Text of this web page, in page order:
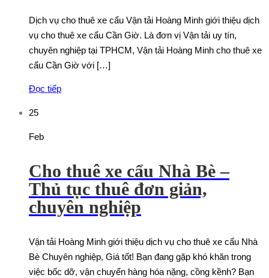
Dịch vụ cho thuê xe cẩu Vận tải Hoàng Minh giới thiệu dịch
vụ cho thuê xe cẩu Cần Giờ. Là đơn vị Vận tải uy tín,
chuyên nghiệp tại TPHCM, Vận tải Hoàng Minh cho thuê xe
cẩu Cần Giờ với […]
Đọc tiếp
25
Feb
Cho thuê xe cẩu Nhà Bè –
Thủ tục thuê đơn giản,
chuyên nghiệp
Vận tải Hoàng Minh giới thiệu dịch vụ cho thuê xe cẩu Nhà
Bè Chuyên nghiệp, Giá tốt! Bạn đang gặp khó khăn trong
việc bốc dỡ, vận chuyển hàng hóa nặng, cồng kềnh? Bạn